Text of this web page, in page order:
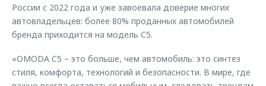
России с 2022 года и уже завоевала доверие многих
автовладельцев: более 80% проданных автомобилей
бренда приходится на модель С5.
«OMODA C5 – это больше, чем автомобиль: это синтез
стиля, комфорта, технологий и безопасности. В мире, где